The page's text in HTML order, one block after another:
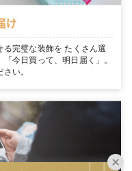
け
完璧な装飾を たくさん選
今日買って、明日届く」。
い。